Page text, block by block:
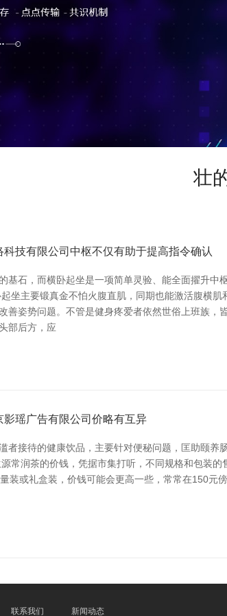
壮
技有限公司中枢不仅有助于提高指令确认
基石，而横卧起坐是一项简单灵验、能全面擢升
坐主要锻真金不怕火腹直肌，同期也能激活腹横
善姿势问题。不管是健身疼爱者依然世俗上班族
部后方，应
瑶广告有限公司价略有互异
者接待的健康饮品，主要针对便秘问题，匡助颐养
常润茶的价钱，凭据市集打听，不同规格和包装
装或礼盒装，价钱可能会更高一些，常常在150
联系我们 新闻动态